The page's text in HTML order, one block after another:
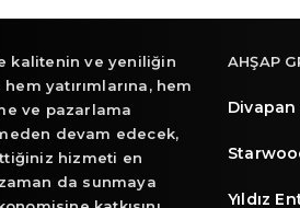
kalitenin ve yeniliğin
yatırımlarına, hem
ve pazarlama
devam edecek,
hizmeti en
da sunmaya
AHŞAP
Divapan
Yıldız